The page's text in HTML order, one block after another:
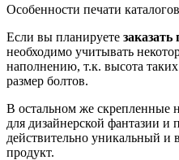
Особенности печати
Если вы планируете заказать
необходимо учитывать
наполнению, т.к. высота
размер болтов.
В остальном же скрепленные
для дизайнерской фантазии и
действительно уникальный
продукт.